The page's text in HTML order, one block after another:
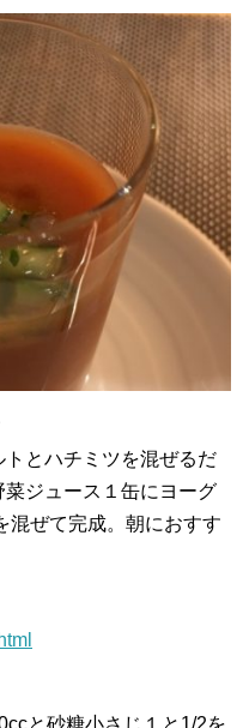
とハチミツを混ぜるだ
ジュース１缶にヨーグ
混ぜて完成。朝におすす
と砂糖小さじ１と1/2を